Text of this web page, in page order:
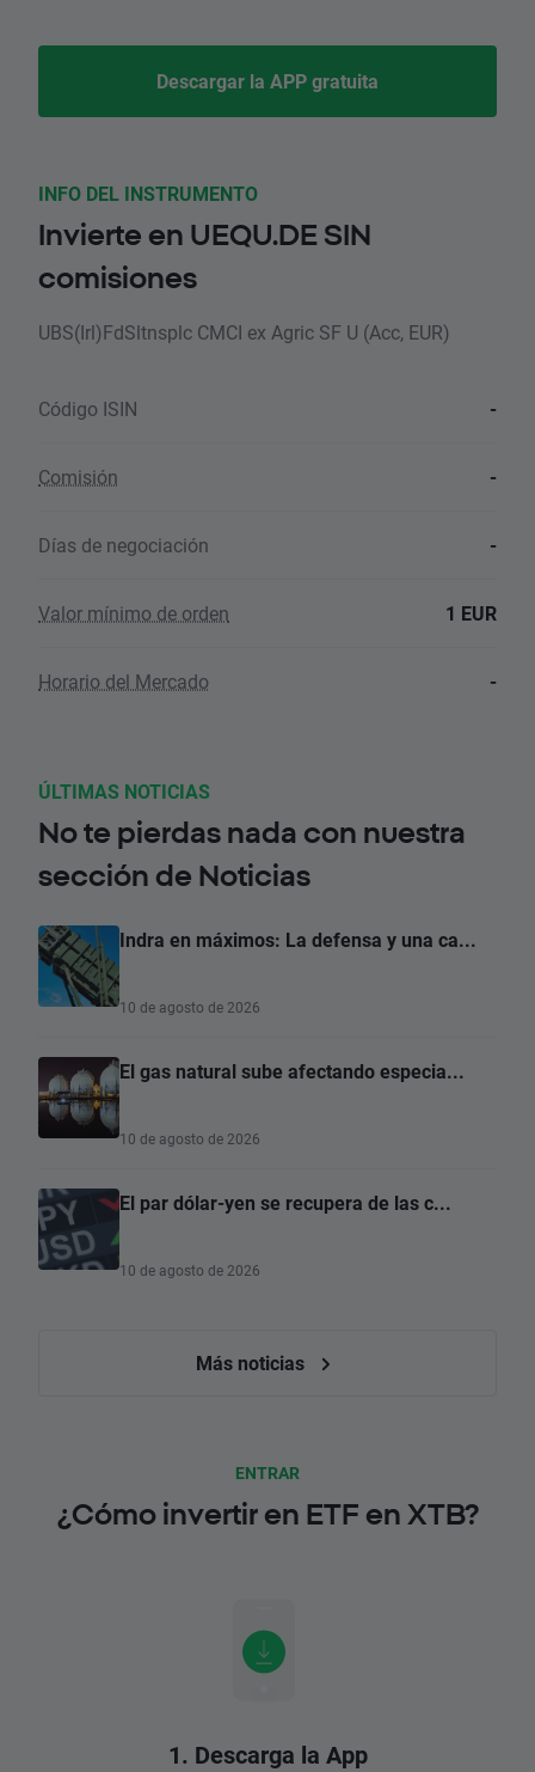
Descargar la APP gratuita
INFO DEL INSTRUMENTO
Invierte en UEQU.DE SIN
comisiones
UBS(Irl)FdSltnsplc CMCI ex Agric SF U (Acc, EUR)
Código ISIN -
Comisión -
Días de negociación -
Valor mínimo de orden 1 EUR
Horario del Mercado -
ÚLTIMAS NOTICIAS
No te pierdas nada con nuestra
sección de Noticias
Indra en máximos: La defensa y una ca...
10 de agosto de 2026
El gas natural sube afectando especia...
10 de agosto de 2026
El par dólar-yen se recupera de las c...
10 de agosto de 2026
Más noticias
ENTRAR
¿Cómo invertir en ETF en XTB?
1. Descarga la App